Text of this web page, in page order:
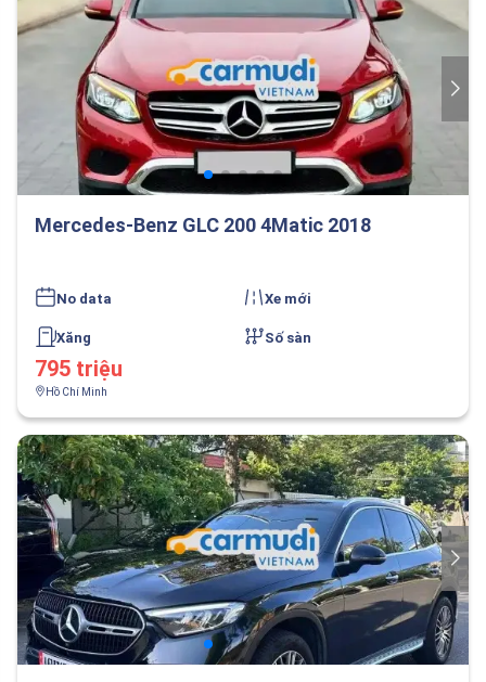
Mercedes-Benz GLC 200 4Matic 2018
No data Xe mới
Xăng Số sàn
795 triệu
Hồ Chí Minh